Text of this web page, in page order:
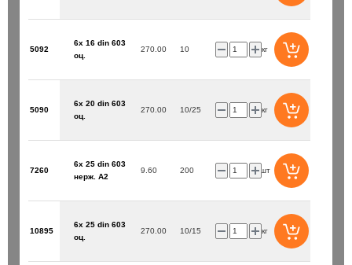
5092
6х 16 din 603
оц.
270.00 10 кг
5090
6х 20 din 603
оц.
270.00 10/25 кг
7260
6х 25 din 603
нерж. А2
9.60 200 шт
10895
6х 25 din 603
оц.
270.00 10/15 кг